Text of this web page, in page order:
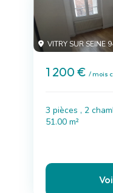
VITRY SUR SEINE
1 200 € / mois
3 pièces , 2
51.00 m²